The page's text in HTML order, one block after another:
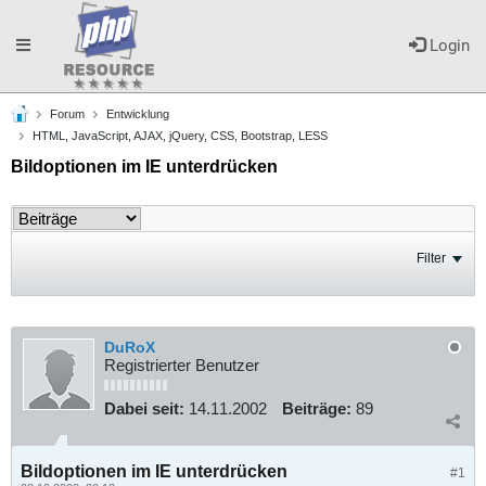
Login
Toggle
navigation
Forum
Entwicklung
HTML, JavaScript, AJAX, jQuery, CSS, Bootstrap, LESS
Bildoptionen im IE unterdrücken
Filter
DuRoX
Registrierter Benutzer
Dabei seit: 14.11.2002 Beiträge: 89
#1
Bildoptionen im IE unterdrücken